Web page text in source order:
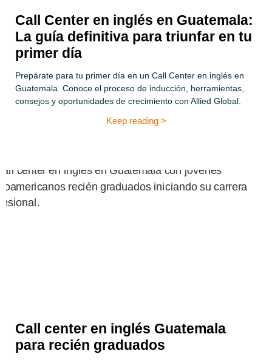
Call Center en inglés en Guatemala:
La guía definitiva para triunfar en tu
primer día
Prepárate para tu primer día en un Call Center en inglés en
Guatemala. Conoce el proceso de inducción, herramientas,
consejos y oportunidades de crecimiento con Allied Global.
Keep reading >
Call center en inglés Guatemala
para recién graduados